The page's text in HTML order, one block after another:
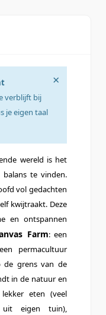
verblijft bij
je eigen taal
×
wereld is het
te vinden.
vol gedachten
kwijtraakt. Deze
en ontspannen
Farm: een
permacultuur
de grens van de
in de natuur en
eten (veel
uit eigen tuin),